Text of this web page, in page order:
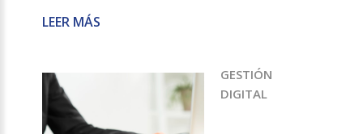
LEER MÁS
GESTIÓN
DIGITAL